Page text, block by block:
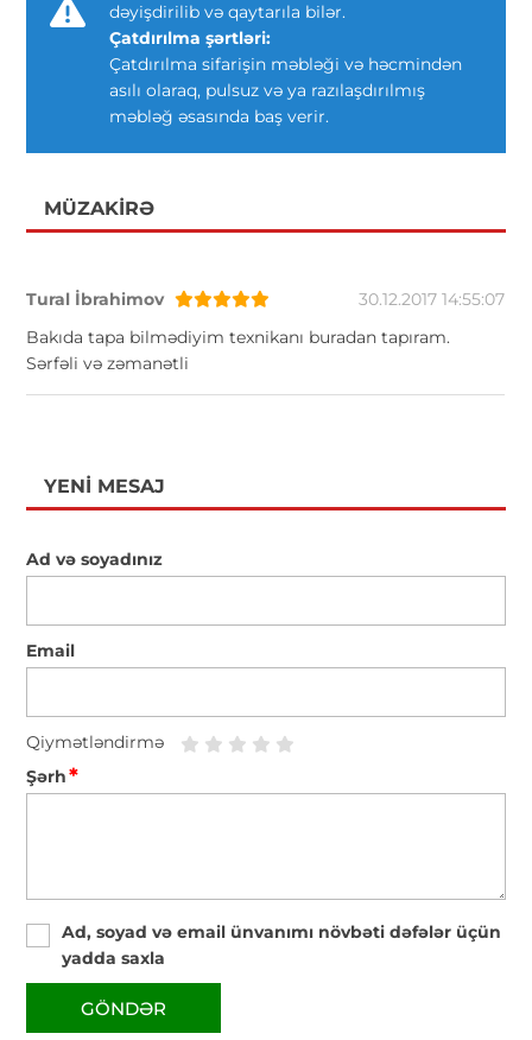
dəyişdirilib və qaytarıla bilər.
Çatdırılma şərtləri:
Çatdırılma sifarişin məbləği və həcmindən
asılı olaraq, pulsuz və ya razılaşdırılmış
məbləğ əsasında baş verir.
MÜZAKIRƏ
Tural İbrahimov
30.12.2017 14:55:07
Bakıda tapa bilmədiyim texnikanı buradan tapıram.
Sərfəli və zəmanətli
YENI MESAJ
Ad və soyadınız
Email
Qiymətləndirmə
Şərh*
Ad, soyad və email ünvanımı növbəti dəfələr üçün
yadda saxla
GÖNDƏR